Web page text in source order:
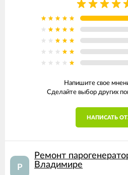
Напишите свое
Сделайте выбор других
НАПИСАТЬ
Р
Ремонт
Владимире